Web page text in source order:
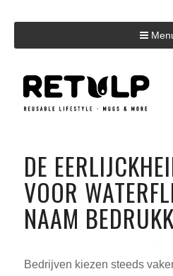
DE
VOOR
NAAM
Bedrijven kiezen steeds